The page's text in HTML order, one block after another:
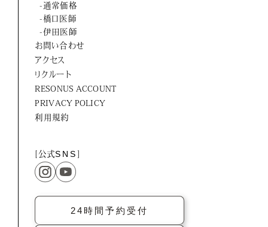
-通常価格
-橋口医師
-伊田医師
お問い合わせ
アクセス
リクルート
RESONUS ACCOUNT
PRIVACY POLICY
利用規約
[公式SNS
24時間予約受付